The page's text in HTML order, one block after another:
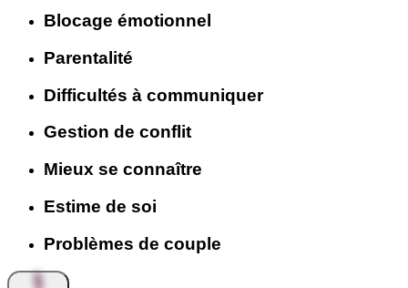
Blocage émotionnel
Parentalité
Difficultés à communiquer
Gestion de conflit
Mieux se connaître
Estime de soi
Problèmes de couple